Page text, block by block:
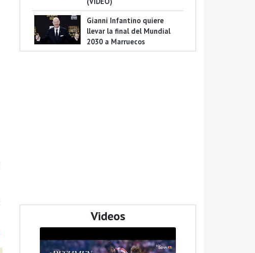
Gianni Infantino quiere
llevar la final del Mundial
2030 a Marruecos
Videos